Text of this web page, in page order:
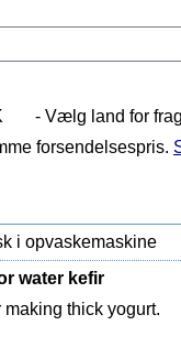
- Vælg land for
forsendelsespris.
i opvaskemaskine
water kefir
thick yogurt.